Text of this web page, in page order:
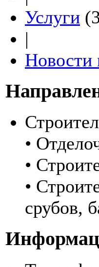
Услуги
|
Новости
•
•
•
срубов,